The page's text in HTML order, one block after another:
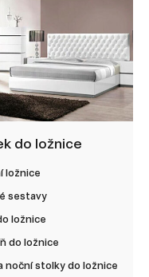
do ložnice
ložnice
sestavy
ložnice
do ložnice
noční stolky do ložnice